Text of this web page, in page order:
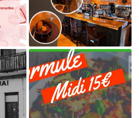
consentez à recevoir nos propositions
indiqué ci-dessus. Vous pouvez vous désinscrire
le formulaire de désinscription.